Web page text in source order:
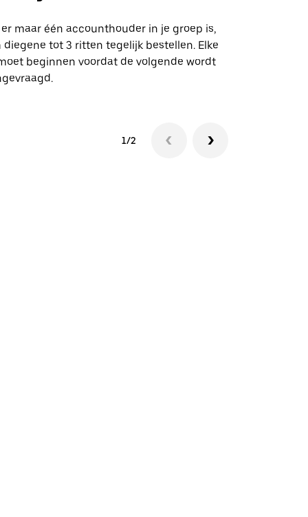
maar één accounthouder in je groep is,
diegene tot 3 ritten tegelijk bestellen. Elke
beginnen voordat de volgende wordt
1/2